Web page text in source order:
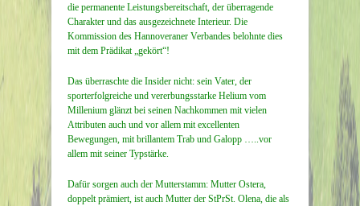
die permanente Leistungsbereitschaft, der überragende
Charakter und das ausgezeichnete Interieur. Die
Kommission des Hannoveraner Verbandes belohnte dies
mit dem Prädikat „gekört“!
Das überraschte die Insider nicht: sein Vater, der
sporterfolgreiche und vererbungsstarke Helium vom
Millenium glänzt bei seinen Nachkommen mit vielen
Attributen auch und vor allem mit excellenten
Bewegungen, mit brillantem Trab und Galopp …..vor
allem mit seiner Typstärke.
Dafür sorgen auch der Mutterstamm: Mutter Ostera,
doppelt prämiert, ist auch Mutter der StPrSt. Olena, die als